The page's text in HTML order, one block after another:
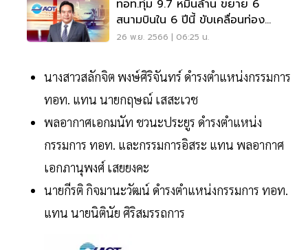
ทอท.ทุ่ม 9.7 หมื่นล้าน ขยาย 6
สนามบินใน 6 ปีนี้ ขับเคลื่อนท่อง
เที่ยว
26 พ.ย. 2566 | 06:25 น.
นางสาวสลักจิต พงษ์ศิริจันทร์ ดำรงตำแหน่งกรรมการ
ทอท. แทน นายกฤษณ์ เสสะเวช
พลอากาศเอกมนัท ชวนะประยูร ดำรงตำแหน่ง
กรรมการ ทอท. และกรรมการอิสระ แทน พลอากาศ
เอกภานุพงศ์ เสยยงคะ
นายกีรติ กิจมานะวัฒน์ ดำรงตำแหน่งกรรมการ ทอท.
แทน นายนิตินัย ศิริสมรรถการ